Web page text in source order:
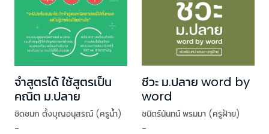
จำสูตรได้ ใช้สูตรเป็น
คณิต ม.ปลาย
ชิดชนก ตั้งบุญอนุสรณ์ (ครูน้ำ)
-
ชีวะ ม.ปลาย word by
word
ชนิตร์นันทน์ พรมมา (ครูฝ้าย)
-